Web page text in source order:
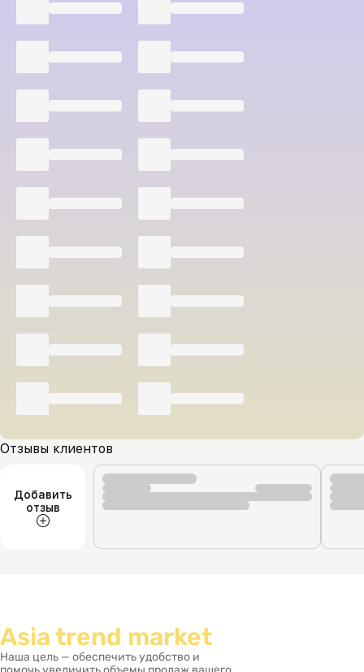
Отзывы клиентов
Добавить
отзыв
Asia trend market
Наша цель — обеспечить удобство и